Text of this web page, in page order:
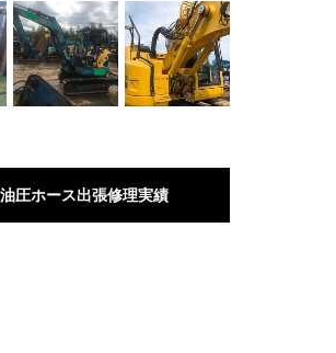
圧ホース出張修理実績